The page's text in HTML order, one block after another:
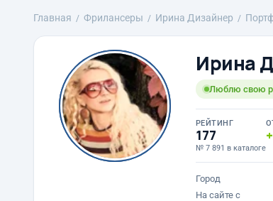
Главная Фрилансеры Ирина Дизайнер
Ирина
Люблю свою
РЕЙТИНГ
177
№ 7 891 в каталоге
Город
На сайте с